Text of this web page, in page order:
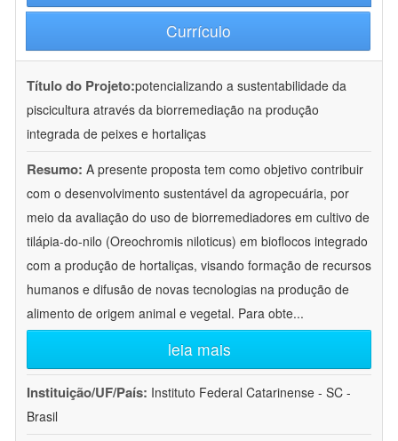
Currículo
Título do Projeto:potencializando a sustentabilidade da
piscicultura através da biorremediação na produção
integrada de peixes e hortaliças
Resumo: A presente proposta tem como objetivo contribuir
com o desenvolvimento sustentável da agropecuária, por
meio da avaliação do uso de biorremediadores em cultivo de
tilápia-do-nilo (Oreochromis niloticus) em bioflocos integrado
com a produção de hortaliças, visando formação de recursos
humanos e difusão de novas tecnologias na produção de
alimento de origem animal e vegetal. Para obte...
leia mais
Instituição/UF/País: Instituto Federal Catarinense - SC -
Brasil